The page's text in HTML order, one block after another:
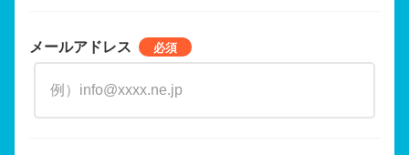
メールアドレス